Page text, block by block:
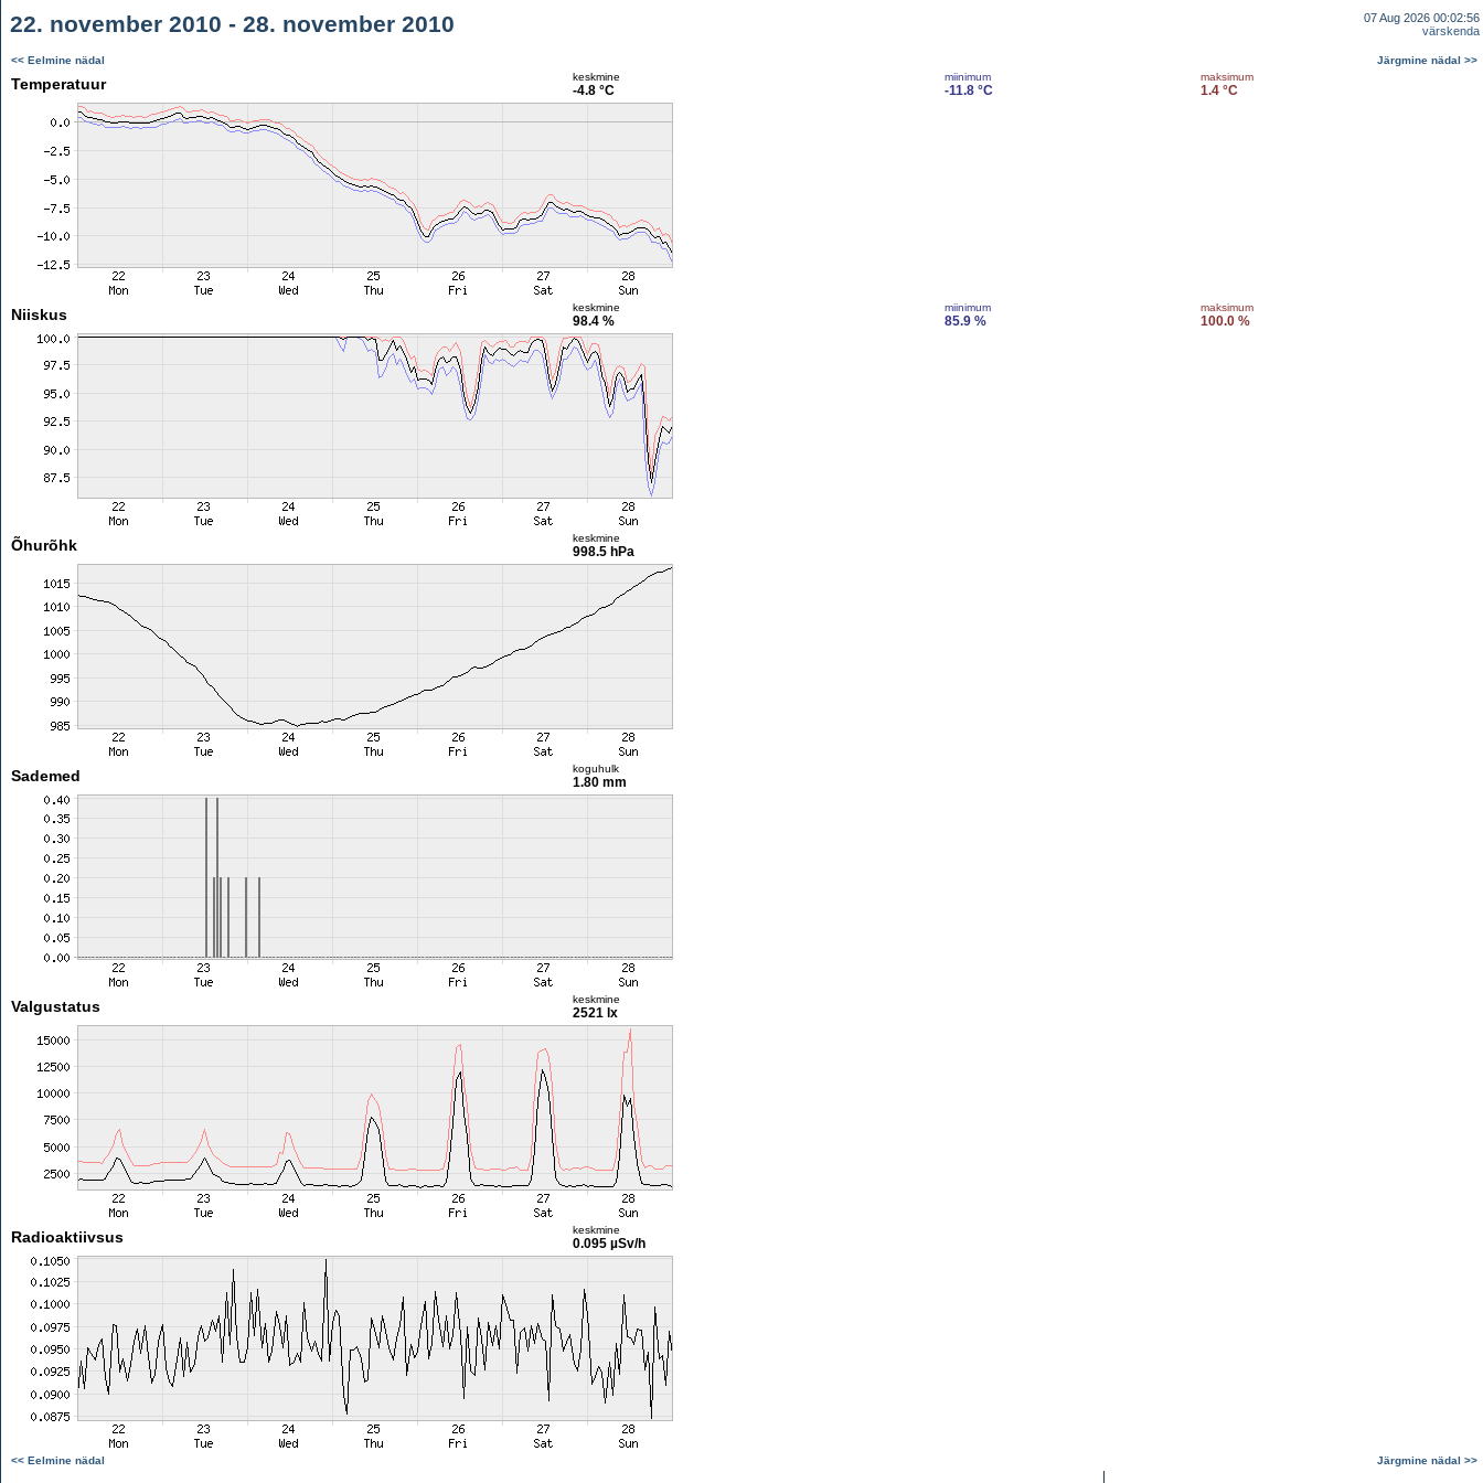
22. november 2010 - 28. november 2010
07 Aug 2026 00:02:56
värskenda
<< Eelmine nädal Järgmine nädal >>
Temperatuur keskmine
-4.8 °C
miinimum
-11.8 °C
maksimum
1.4 °C
Niiskus keskmine
98.4 %
miinimum
85.9 %
maksimum
100.0 %
Õhurõhk keskmine
998.5 hPa
Sademed koguhulk
1.80 mm
Valgustatus keskmine
2521 lx
Radioaktiivsus keskmine
0.095 µSv/h
<< Eelmine nädal Järgmine nädal >>